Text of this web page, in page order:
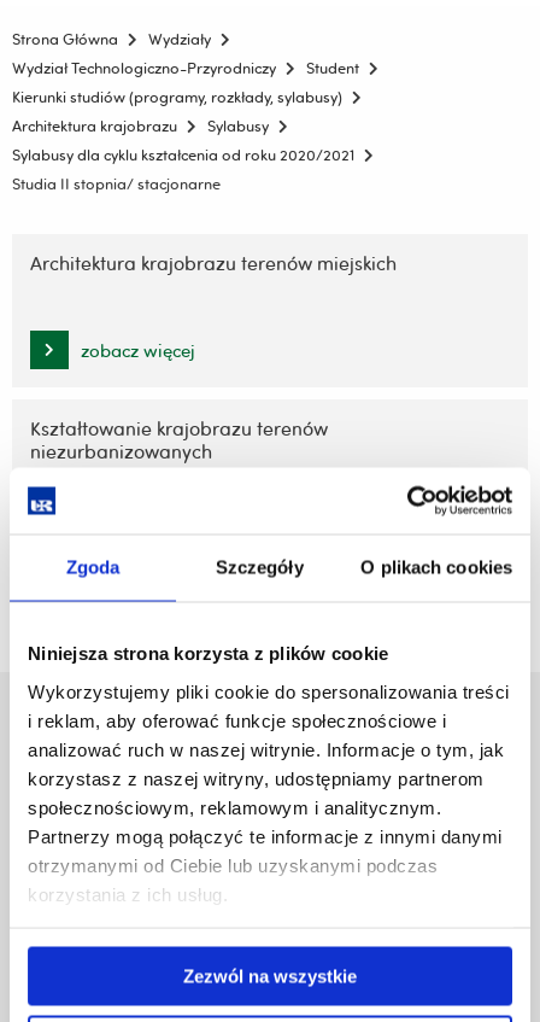
Zgoda Szczegóły O plikach cookies
Niniejsza strona korzysta z plików cookie
Wykorzystujemy pliki cookie do spersonalizowania treści
i reklam, aby oferować funkcje społecznościowe i
analizować ruch w naszej witrynie. Informacje o tym, jak
korzystasz z naszej witryny, udostępniamy partnerom
społecznościowym, reklamowym i analitycznym.
Partnerzy mogą połączyć te informacje z innymi danymi
otrzymanymi od Ciebie lub uzyskanymi podczas
korzystania z ich usług.
Zezwól na wszystkie
Strona Główna
Wydziały
Wydział Technologiczno-Przyrodniczy
Student
Kierunki studiów (programy, rozkłady, sylabusy)
Architektura krajobrazu
Sylabusy
Sylabusy dla cyklu kształcenia od roku 2020/2021
Studia II stopnia/ stacjonarne
nawigację
treści
Architektura krajobrazu terenów miejskich
zobacz więcej
Kształtowanie krajobrazu terenów
niezurbanizowanych
Uniwersytet Rzeszowski
Al. Tadeusza Rejtana 16C
35-959 Rzeszów
Pomiń
nawigację
przejdź
Polityka prywatności
Mapa serwisu
Biblioteka
Covid info
Praca na UR